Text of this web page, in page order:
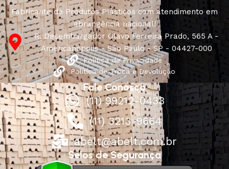
Fabricante de Produtos Plásticos com atendimento em
abrangência nacional!
R. Desembargador Olavo Ferreira Prado, 565 A -
Americanópolis - São Paulo - SP - 04427-000
Política de Privacidade
Política de Troca e Devolução
Fale Conosco
(11) 99212-0433
(11) 3213-9664
abelt@abelt.com.br
Selos de Segurança